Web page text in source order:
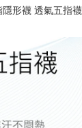
隱形襪 透氣五指